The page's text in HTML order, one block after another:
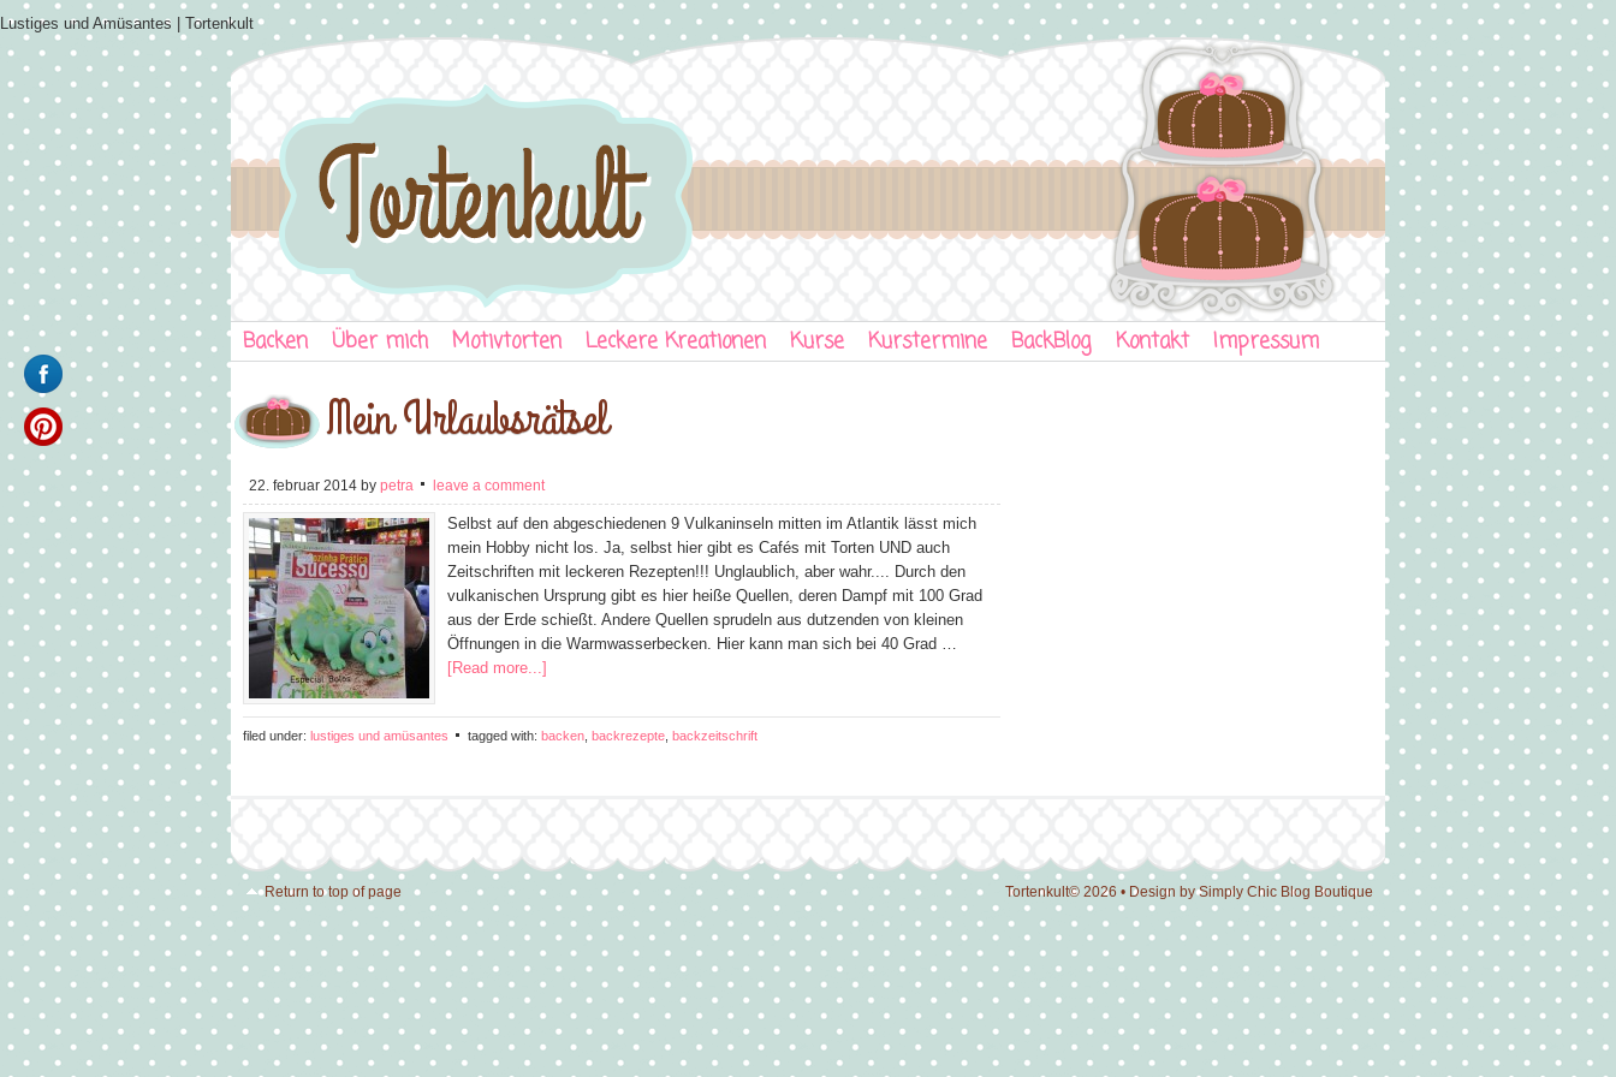
Lustiges und Amüsantes | Tortenkult
Backen Über mich Motivtorten Leckere Kreationen Kurse Kurstermine BackBlog Kontakt Impressum
Mein Urlaubsrätsel
22. februar 2014 by petra leave a comment
Selbst auf den abgeschiedenen 9 Vulkaninseln mitten im Atlantik lässt mich
mein Hobby nicht los. Ja, selbst hier gibt es Cafés mit Torten UND auch
Zeitschriften mit leckeren Rezepten!!! Unglaublich, aber wahr.... Durch den
vulkanischen Ursprung gibt es hier heiße Quellen, deren Dampf mit 100 Grad
aus der Erde schießt. Andere Quellen sprudeln aus dutzenden von kleinen
Öffnungen in die Warmwasserbecken. Hier kann man sich bei 40 Grad …
[Read more...]
filed under: lustiges und amüsantes tagged with: backen backrezepte backzeitschrift
Return to top of page Tortenkult© 2026 • Design bySimply Chic Blog Boutique